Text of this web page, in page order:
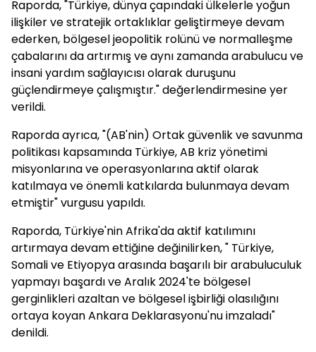
Raporda, "Türkiye, dünya çapındaki ülkelerle yoğun
ilişkiler ve stratejik ortaklıklar geliştirmeye devam
ederken, bölgesel jeopolitik rolünü ve normalleşme
çabalarını da artırmış ve aynı zamanda arabulucu ve
insani yardım sağlayıcısı olarak duruşunu
güçlendirmeye çalışmıştır." değerlendirmesine yer
verildi.
Raporda ayrıca, "(AB'nin) Ortak güvenlik ve savunma
politikası kapsamında Türkiye, AB kriz yönetimi
misyonlarına ve operasyonlarına aktif olarak
katılmaya ve önemli katkılarda bulunmaya devam
etmiştir" vurgusu yapıldı.
Raporda, Türkiye'nin Afrika'da aktif katılımını
artırmaya devam ettiğine değinilirken, " Türkiye,
Somali ve Etiyopya arasında başarılı bir arabuluculuk
yapmayı başardı ve Aralık 2024'te bölgesel
gerginlikleri azaltan ve bölgesel işbirliği olasılığını
ortaya koyan Ankara Deklarasyonu'nu imzaladı"
denildi.